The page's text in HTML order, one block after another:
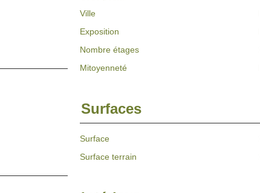
Ville
Exposition
Nombre étages
Mitoyenneté
Surfaces
Surface
Surface terrain